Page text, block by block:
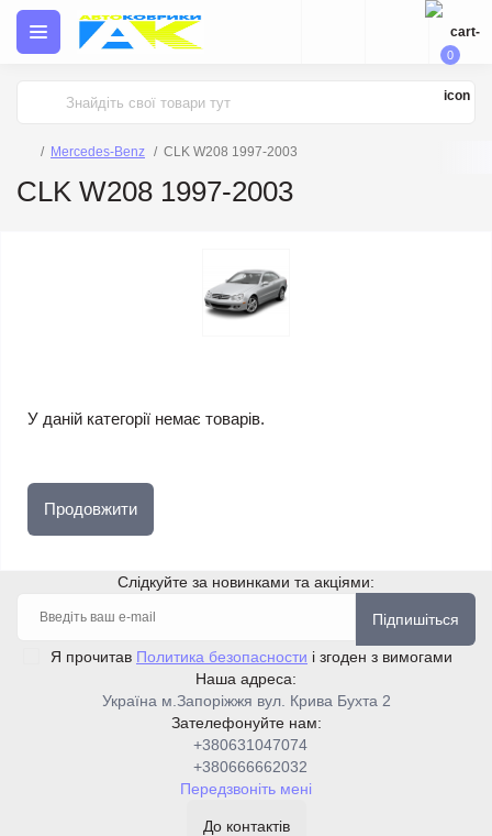
0
Mercedes-Benz CLK W208 1997-2003
CLK W208 1997-2003
У даній категорії немає товарів.
Продовжити
Слідкуйте за новинками та акціями:
Підпишіться
Я прочитав Политика безопасности і згоден з вимогами
Наша адреса:
Україна м.Запоріжжя вул. Крива Бухта 2
Зателефонуйте нам:
+380631047074
+380666662032
Передзвоніть мені
До контактів